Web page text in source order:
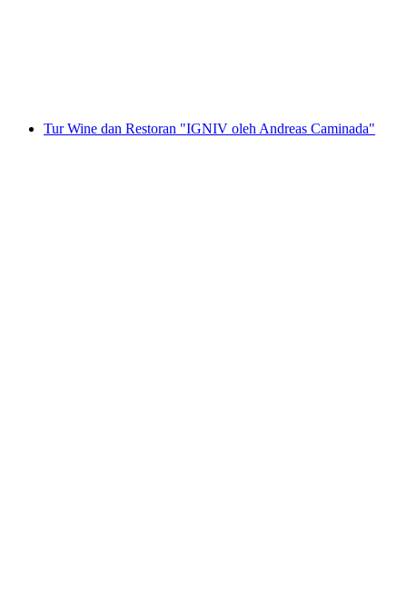
Tur Wine dan Restoran "IGNIV oleh Andreas Caminada"